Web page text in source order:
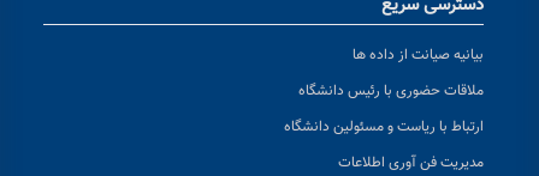
دسترسی سریع
بیانیه صیانت از داده ها
ملاقات حضوری با رئیس دانشگاه
ارتباط با ریاست و مسئولین دانشگاه
مدیریت فن آوری اطلاعات